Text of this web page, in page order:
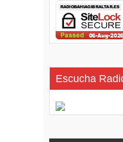
Escucha